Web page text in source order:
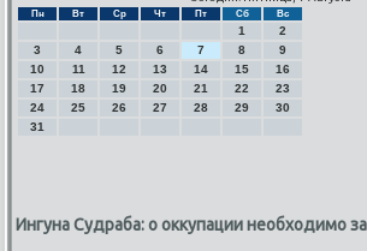
Пн Вт Ср Чт Пт Сб Вс
1
2
3
4 5 6 7 8
9
10
11 12 13 14 15
16
17
18 19 20 21 22
23
24
25 26 27 28 29
30
31
Ингуна Судраба: о оккупации необходимо